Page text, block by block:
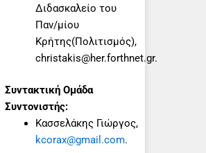
Διδασκαλείο του
Παν/μίου
Κρήτης(Πολιτισμός),
christakis@her.forthnet.gr.
Συντακτική Ομάδα
Συντονιστής:
Κασσελάκης Γιώργος,
kcorax@gmail.com.